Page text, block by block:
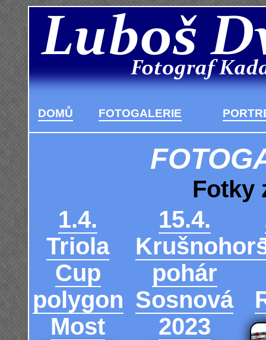
DOMŮ FOTOGALERIE
Fotky
1.4.
Triola
Cup
polygon
Most
15.4.
pohár
Sosnová
2023